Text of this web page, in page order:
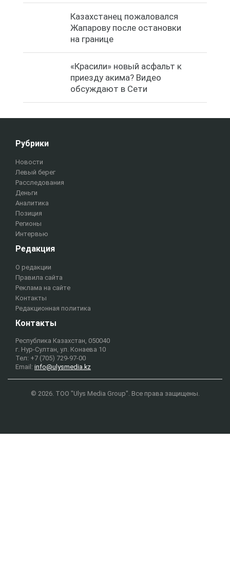
Казахстанец пожаловался
Жапарову после остановки
на границе
«Красили» новый асфальт к
приезду акима? Видео
обсуждают в Сети
Рубрики
Новости
Левый берег
Расследования
Деньги
Аналитика
Позиция
Регионы
Интервью
Редакция
О редакции
Правила сайта
Реклама на сайте
Контакты
Редакционная политика
Контакты
Республика Казахстан, 050040
г. Нур-Султан, ул. Конаева 10
Тел: +7 (705) 729-97-00
Email: info@ulysmedia.kz
© 2026. ТОО "Ulys Media Group". Все права защищены.